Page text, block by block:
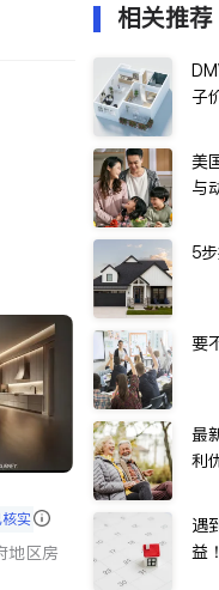
实
地区房
相关推荐
子
美
与
5
要
最
利
遇
益！